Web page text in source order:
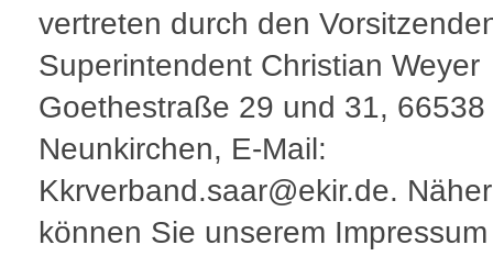
vertreten durch den
Superintendent Christian
Goethestraße 29 und 31, 66538
Neunkirchen, E-Mail:
Kkrverband.saar@ekir.de.
können Sie unserem Impressum